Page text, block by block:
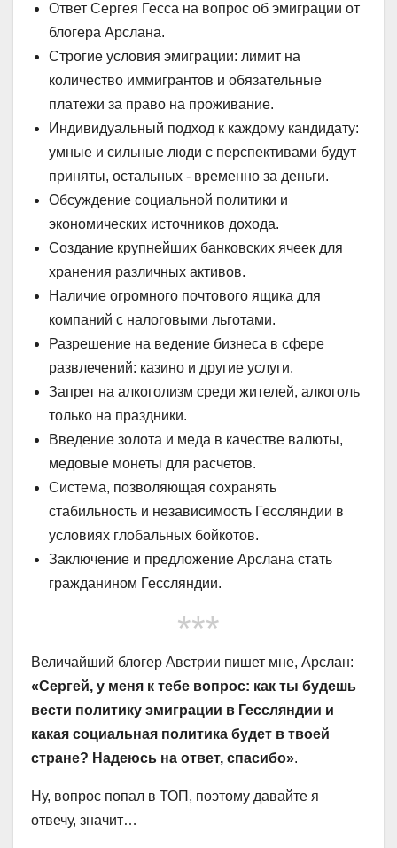
Ответ Сергея Гесса на вопрос об эмиграции от
блогера Арслана.
Строгие условия эмиграции: лимит на
количество иммигрантов и обязательные
платежи за право на проживание.
Индивидуальный подход к каждому кандидату:
умные и сильные люди с перспективами будут
приняты, остальных - временно за деньги.
Обсуждение социальной политики и
экономических источников дохода.
Создание крупнейших банковских ячеек для
хранения различных активов.
Наличие огромного почтового ящика для
компаний с налоговыми льготами.
Разрешение на ведение бизнеса в сфере
развлечений: казино и другие услуги.
Запрет на алкоголизм среди жителей, алкоголь
только на праздники.
Введение золота и меда в качестве валюты,
медовые монеты для расчетов.
Система, позволяющая сохранять
стабильность и независимость Гессляндии в
условиях глобальных бойкотов.
Заключение и предложение Арслана стать
гражданином Гессляндии.
***
Величайший блогер Австрии пишет мне, Арслан:
«Сергей, у меня к тебе вопрос: как ты будешь
вести политику эмиграции в Гессляндии и
какая социальная политика будет в твоей
стране? Надеюсь на ответ, спасибо».
Ну, вопрос попал в ТОП, поэтому давайте я
отвечу, значит…